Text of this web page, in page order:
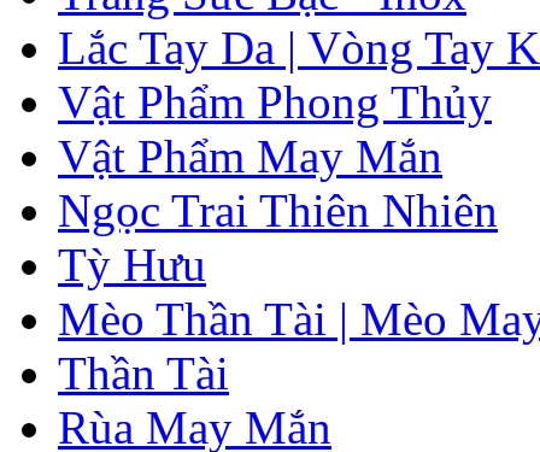
Lắc Tay Da | Vòng Tay
Vật Phẩm Phong Thủy
Vật Phẩm May Mắn
Ngọc Trai Thiên Nhiên
Tỳ Hưu
Mèo Thần Tài | Mèo
Thần Tài
Rùa May Mắn